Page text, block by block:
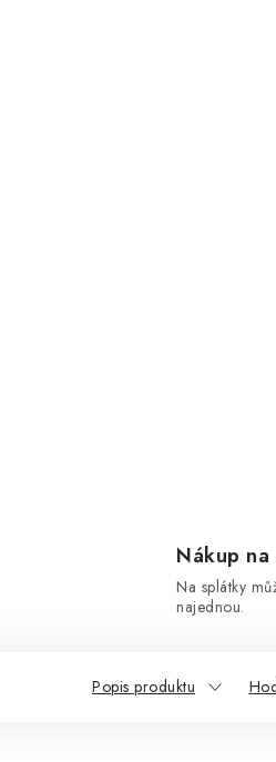
Nákup
Na splátky
najednou.
Popis produktu